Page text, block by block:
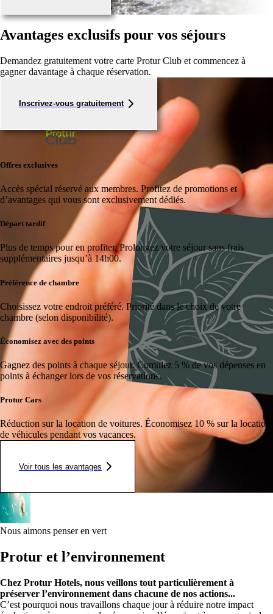
Avantages exclusifs pour vos séjours
Demandez gratuitement votre carte Protur Club et commencez à
gagner davantage à chaque réservation.
Inscrivez-vous gratuitement
Offres exclusives
Accès spécial réservé aux membres. Profitez de promotions et
d’avantages qui vous sont exclusivement dédiés.
Départ tardif
Plus de temps pour en profiter. Prolongez votre séjour sans frais
supplémentaires jusqu’à 14h00.
Préférence de chambre
Choisissez votre endroit préféré. Priorité dans le choix de votre
chambre (selon disponibilité).
Économisez avec des points
Gagnez des points à chaque séjour. Cumulez 5 % de vos dépenses en
points à échanger lors de vos réservations.
Protur Cars
Réduction sur la location de voitures. Économisez 10 % sur la location
de véhicules pendant vos vacances.
Voir tous les avantages
Nous aimons penser en vert
Protur et l’environnement
Chez Protur Hotels, nous veillons tout particulièrement à
préserver l’environnement dans chacune de nos actions...
C’est pourquoi nous travaillons chaque jour à réduire notre impact